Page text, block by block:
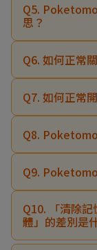
Q5.
思？
Q6. 如何正常
Q7. 如何正常
Q8.
Q9.
Q10. 「清除
體」的差別是